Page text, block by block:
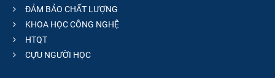
ĐẢM BẢO CHẤT LƯỢNG
KHOA HỌC CÔNG NGHỆ
HTQT
CỰU NGƯỜI HỌC